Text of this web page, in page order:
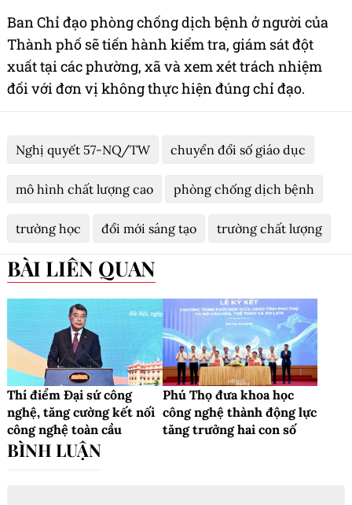
Ban Chỉ đạo phòng chống dịch bệnh ở người của
Thành phố sẽ tiến hành kiểm tra, giám sát đột
xuất tại các phường, xã và xem xét trách nhiệm
đối với đơn vị không thực hiện đúng chỉ đạo.
Nghị quyết 57-NQ/TW chuyển đổi số giáo dục
mô hình chất lượng cao phòng chống dịch bệnh
trường học đổi mới sáng tạo trường chất lượng
BÀI LIÊN QUAN
Thí điểm Đại sứ công
nghệ, tăng cường kết nối
công nghệ toàn cầu
Phú Thọ đưa khoa học
công nghệ thành động lực
tăng trưởng hai con số